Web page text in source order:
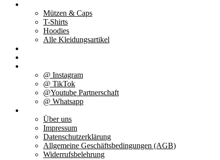
Mützen & Caps
T-Shirts
Hoodies
Alle Kleidungsartikel
@ Instagram
@ TikTok
@Youtube Partnerschaft
@ Whatsapp
Über uns
Impressum
Datenschutzerklärung
Allgemeine Geschäftsbedingungen (AGB)
Widerrufsbelehrung